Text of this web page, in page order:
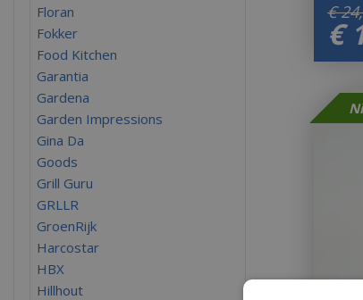
€ 24,
€
Floran
Fokker
Food Kitchen
Garantia
Gardena
Garden Impressions
Gina Da
Goods
Grill Guru
GRLLR
GroenRijk
Harcostar
HBX
Hillhout